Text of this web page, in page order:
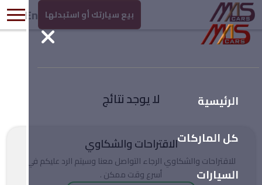
بيع سيارتك أو استبدلها En
الرئيسية
كل الماركات
السيارات
لا يوجد نتائج
الاقتراحات والشكاوي
للاقتراحات والشكاوي الرجاء التواصل معنا وسيتم الرد عليكم في
أسرع وقت ممكن .